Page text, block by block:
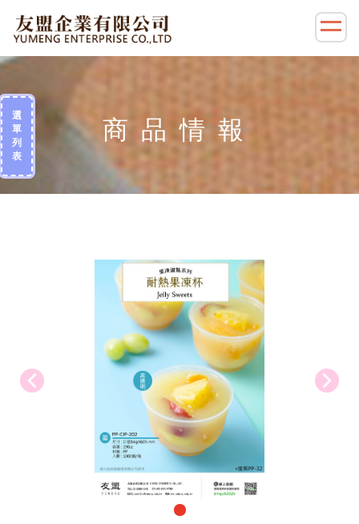
選
單
列
表